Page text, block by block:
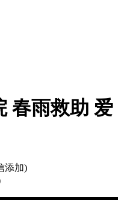
春雨救助 爱
添加)